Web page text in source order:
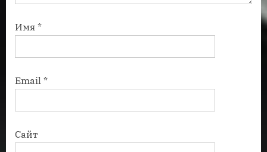
Имя *
Email *
Сайт